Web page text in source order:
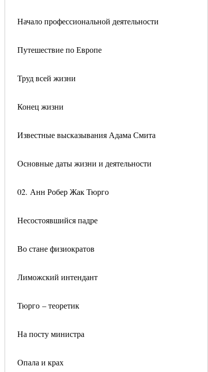
Начало профессиональной деятельности
Путешествие по Европе
Труд всей жизни
Конец жизни
Известные высказывания Адама Смита
Основные даты жизни и деятельности
02. Анн Робер Жак Тюрго
Несостоявшийся падре
Во стане физиократов
Лиможский интендант
Тюрго – теоретик
На посту министра
Опала и крах